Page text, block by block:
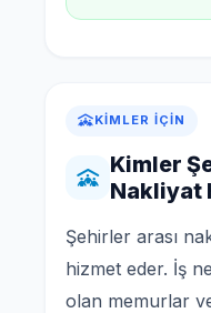
KIMLER İÇIN
Kimler
Nakliyat
Şehirler arası
hizmet eder. İş
olan memurlar